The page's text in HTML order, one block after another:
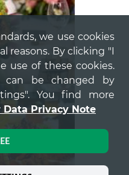
we use cookies
reasons. By clicking "I
use of these cookies.
can be changed by
You find more
Data Privacy Note